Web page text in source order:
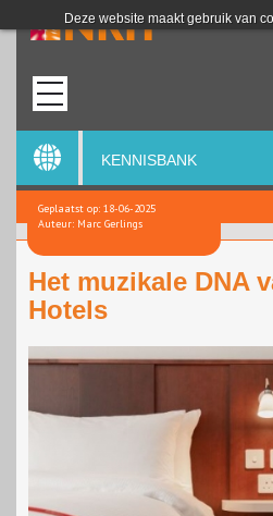
Deze website maakt gebruik van
KENNISBANK
Geplaatst op: 18-06-2025
Auteur: Marc Gerlings
Het muzikale DNA
Hotels